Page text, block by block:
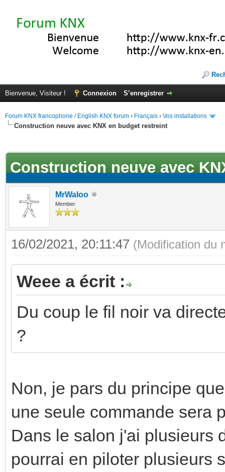
Bienvenue, Visiteur ! Connexion S’enregistrer
Forum KNX francophone / English KNX forum › Français › Vos installations
Construction neuve avec KNX en budget restreint
Construction neuve avec
MrWaloo
Member
16/02/2021, 20:11:47 (Modification du
Weee a écrit :
Du coup le fil noir va
?
Non, je pars du principe
une seule commande sera
Dans le salon j'ai plusieurs
pourrai en piloter plusieurs